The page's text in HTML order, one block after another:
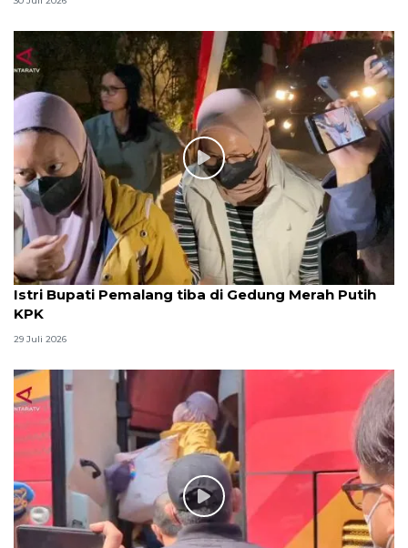
Istri Bupati Pemalang tiba di Gedung Merah Putih
KPK
29 Juli 2026